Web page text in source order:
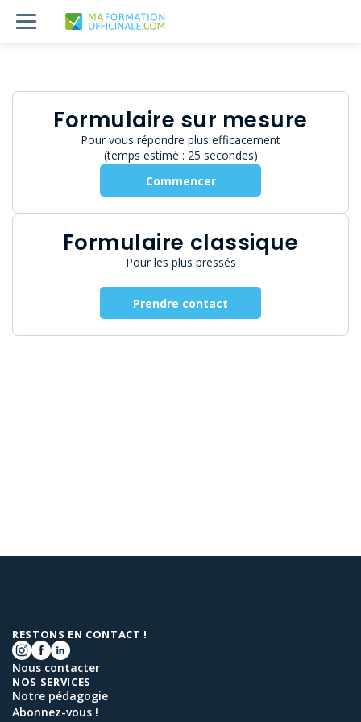
Formulaire sur mesure
Pour vous répondre plus efficacement
(temps estimé : 25 secondes)
Commencer
Formulaire classique
Pour les plus pressés
Prendre contact
RESTONS EN CONTACT !
Nous contacter
NOS SERVICES
Notre pédagogie
Abonnez-vous !